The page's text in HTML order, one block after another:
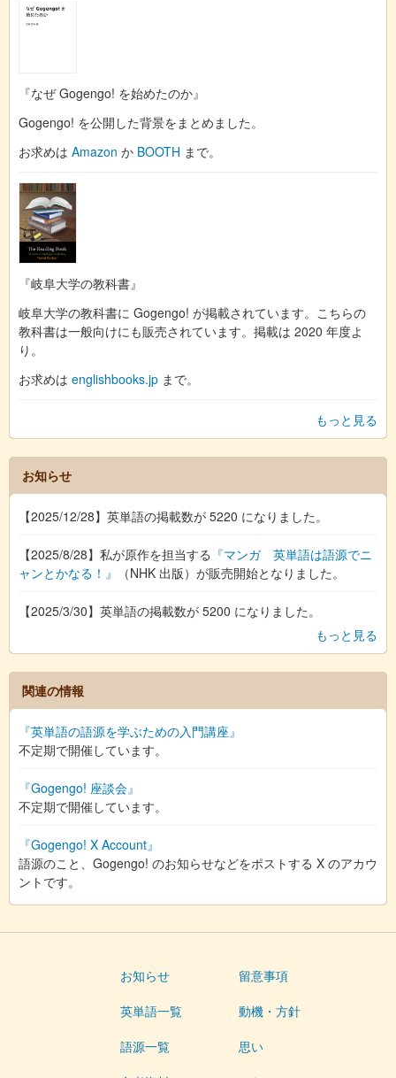
『なぜ Gogengo! を始めたのか』
Gogengo! を公開した背景をまとめました。
お求めは Amazon か BOOTH まで。
『岐阜大学の教科書』
岐阜大学の教科書に Gogengo! が掲載されています。こちらの
教科書は一般向けにも販売されています。掲載は 2020 年度よ
り。
お求めは englishbooks.jp まで。
もっと見る
お知らせ
【2025/12/28】英単語の掲載数が 5220 になりました。
【2025/8/28】私が原作を担当する 『マンガ 英単語は語源でニ
ャンとかなる！』
（NHK 出版）が販売開始となりました。
【2025/3/30】英単語の掲載数が 5200 になりました。
もっと見る
関連の情報
『英単語の語源を学ぶための入門講座』
不定期で開催しています。
『Gogengo! 座談会』
不定期で開催しています。
『Gogengo! X Account』
語源のこと、Gogengo! のお知らせなどをポストする X のアカウ
ントです。
お知らせ
英単語一覧
語源一覧
留意事項
動機・方針
思い